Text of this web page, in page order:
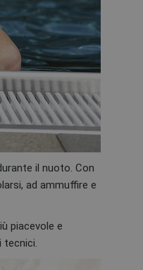
il nuoto. Con
ad ammuffire e
piacevole e
tecnici.